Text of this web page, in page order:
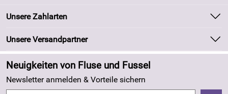
Kundeninformationen
Newsletter
Zahlung und Versand
Kundenlogin
Unsere Bestseller
Neu
Angebote
Made in Germany
Unsere Zahlarten
Unsere Versandpartner
Neuigkeiten von Fluse und Fussel
Newsletter anmelden & Vorteile sichern